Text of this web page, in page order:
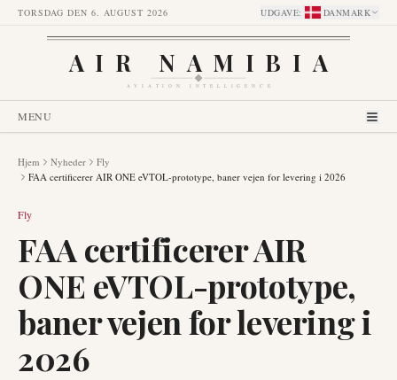
TORSDAG DEN 6. AUGUST 2026 UDGAVE: DANMARK
AIR NAMIBIA
AVIATION INTELLIGENCE
MENU
Hjem Nyheder
Fly
FAA certificerer AIR ONE eVTOL-prototype, baner vejen for levering i 2026
Fly
FAA certificerer AIR
ONE eVTOL-prototype,
baner vejen for levering i
2026